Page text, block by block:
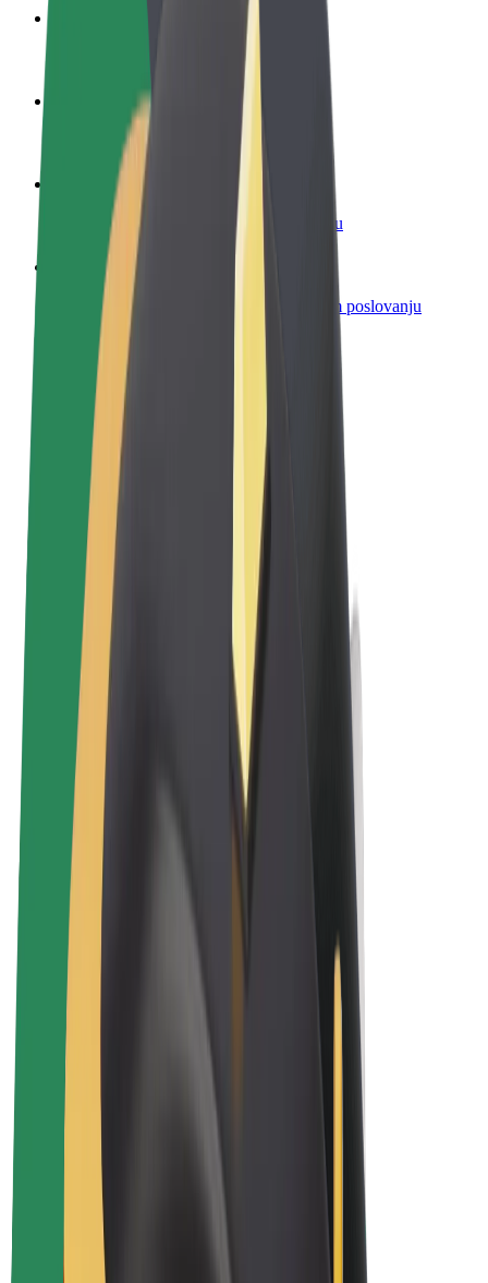
Dostavljaj hranu i primaj tjedne isplate
Dodaj restoran ili trgovinu
Dosegni više kupaca i povećaj zaradu
Registriraj se kao vlasnik flote
Dodaj svoju flotu na Bolt i povećaj zaradu
Bolt for Business
Bolt proizvodi i usluge prilagođeni tvojem poslovanju
Uvjeti i odredbe
Privatnost
Kolačići
© 2026 Bolt Technology OÜ
Proizvodi
Vožnje
Romobili
Bolt Market
Bolt Drive
Električni bicikli
Bolt Plus
Zarađuj uz Bolt
Zarada dostavljača
Flote
Franšize
Tvrtka